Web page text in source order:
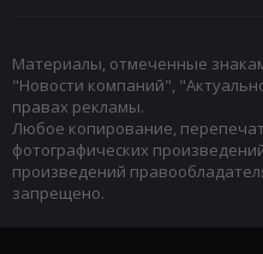
Материалы, отмеченные
"Новости компаний",
правах рекламы.
Любое копирование,
фотографических
произведений
запрещено.